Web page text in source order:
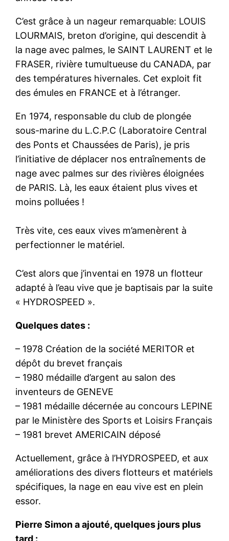
C’est grâce à un nageur remarquable: LOUIS
LOURMAIS, breton d’origine, qui descendit à
la nage avec palmes, le SAINT LAURENT et le
FRASER, rivière tumultueuse du CANADA, par
des températures hivernales. Cet exploit fit
des émules en FRANCE et à l’étranger.
En 1974, responsable du club de plongée
sous-marine du L.C.P.C (Laboratoire Central
des Ponts et Chaussées de Paris), je pris
l’initiative de déplacer nos entraînements de
nage avec palmes sur des rivières éloignées
de PARIS. Là, les eaux étaient plus vives et
moins polluées !
Très vite, ces eaux vives m’amenèrent à
perfectionner le matériel.
C’est alors que j’inventai en 1978 un flotteur
adapté à l’eau vive que je baptisais par la suite
« HYDROSPEED ».
Quelques dates :
– 1978 Création de la société MERITOR et
dépôt du brevet français
– 1980 médaille d’argent au salon des
inventeurs de GENEVE
– 1981 médaille décernée au concours LEPINE
par le Ministère des Sports et Loisirs Français
– 1981 brevet AMERICAIN déposé
Actuellement, grâce à l’HYDROSPEED, et aux
améliorations des divers flotteurs et matériels
spécifiques, la nage en eau vive est en plein
essor.
Pierre Simon a ajouté, quelques jours plus
tard :